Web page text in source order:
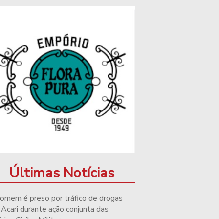
Últimas Notícias
é preso por tráfico de drogas
durante ação conjunta das